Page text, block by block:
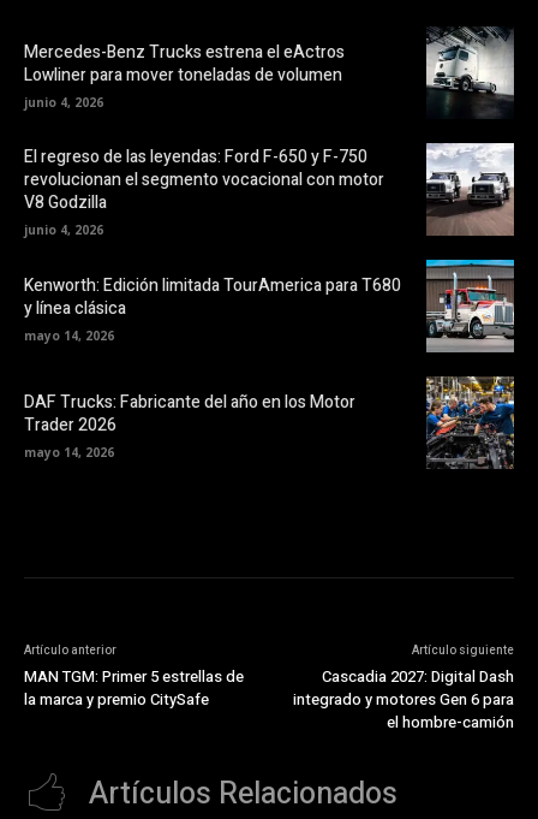
Mercedes-Benz Trucks estrena el eActros
Lowliner para mover toneladas de volumen
junio 4, 2026
El regreso de las leyendas: Ford F-650 y F-750
revolucionan el segmento vocacional con motor
V8 Godzilla
junio 4, 2026
Kenworth: Edición limitada TourAmerica para T680
y línea clásica
mayo 14, 2026
DAF Trucks: Fabricante del año en los Motor
Trader 2026
mayo 14, 2026
Artículo anterior
MAN TGM: Primer 5 estrellas de
la marca y premio CitySafe
Artículo siguiente
Cascadia 2027: Digital Dash
integrado y motores Gen 6 para
el hombre-camión
Artículos Relacionados